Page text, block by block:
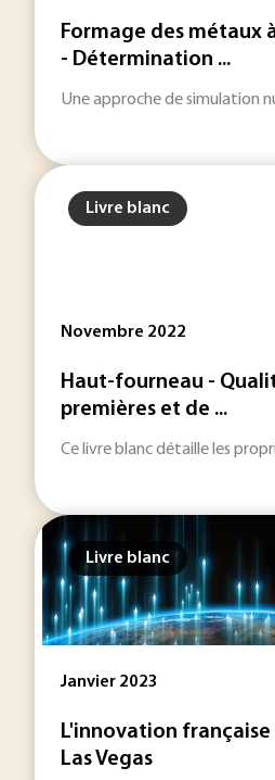
Formage des métaux
- Détermination ...
Une approche de simulation
Livre blanc
Novembre 2022
Haut-fourneau -
premières et de ...
Ce livre blanc détaille les
Livre blanc
Janvier 2023
L'innovation française
Las Vegas